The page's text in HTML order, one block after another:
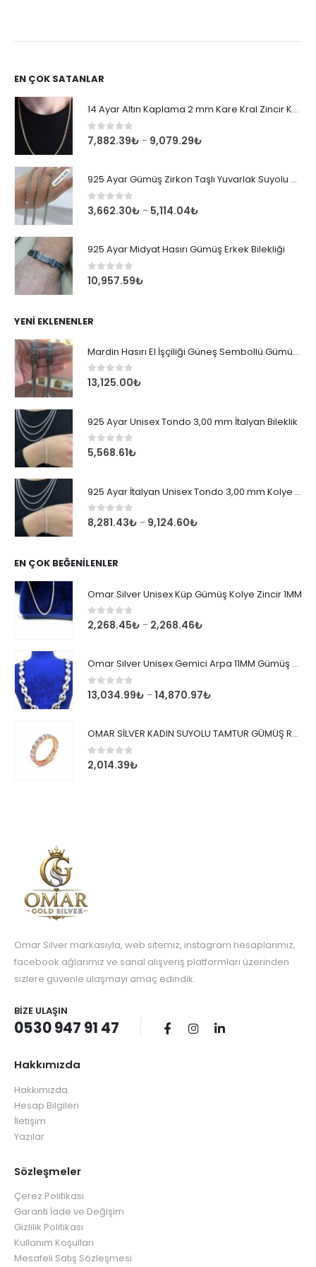
EN ÇOK SATANLAR
14 Ayar Altın Kaplama 2 mm Kare Kral Zincir Kolye
0 out of 5
7,882.39₺ – 9,079.29₺
925 Ayar Gümüş Zirkon Taşlı Yuvarlak Suyolu Bileklik
0 out of 5
3,662.30₺ – 5,114.04₺
925 Ayar Midyat Hasırı Gümüş Erkek Bilekliği
0out of 5
10,957.59₺
YENI EKLENENLER
Mardin Hasırı El İşçiliği Güneş Sembollü Gümüş Erkek Bileklik
0out of 5
13,125.00₺
925 Ayar Unisex Tondo 3,00 mm İtalyan Bileklik
0 out of 5
5,568.61₺
925 Ayar İtalyan Unisex Tondo 3,00 mm Kolye Zincir
0 out of 5
8,281.43₺ – 9,124.60₺
EN ÇOK BEĞENILENLER
Omar Silver Unisex Küp Gümüş Kolye Zincir 1MM
0 out of 5
2,268.45₺ – 2,268.46₺
Omar Silver Unisex Gemici Arpa 11MM Gümüş Kolye Zincir
0out of 5
13,034.99₺ –14,870.97₺
OMAR SİLVER KADIN SUYOLU TAMTUR GÜMÜŞ ROSE YÜZÜK SU YOLU TAMTUR YÜZÜK Omr8149
0 out of 5
2,014.39₺
Omar Silver markasıyla, web sitemiz, instagram hesaplarımız,
facebook ağlarımız ve sanal alışveriş platformları üzerinden
sizlere güvenle ulaşmayı amaç edindik.
BIZE ULAŞIN
0530 947 91 47
Hakkımızda
Hakkımızda
Hesap Bilgileri
İletişim
Yazılar
Sözleşmeler
Çerez Politikası
Garanti İade ve Değişim
Gizlilik Politikası
Kullanım Koşulları
Mesafeli Satış Sözleşmesi